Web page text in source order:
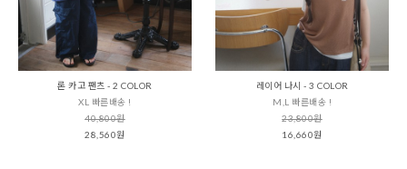
론 카고 팬츠 - 2 COLOR
XL 빠른배송 !
40,800원
28,560원
레이어 나시 - 3 COLOR
M,L 빠른배송 !
23,800원
16,660원